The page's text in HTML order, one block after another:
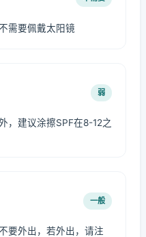
需要佩戴太阳镜
弱
，建议涂擦SPF在8-12之
一般
要外出，若外出，请注